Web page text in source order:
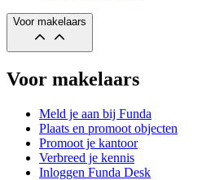
Voor makelaars
Voor makelaars
Meld je aan bij Funda
Plaats en promoot objecten
Promoot je kantoor
Verbreed je kennis
Inloggen Funda Desk